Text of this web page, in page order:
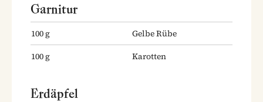
Garnitur
100g
Gelbe Rübe
100g Karotten
Erdäpfel